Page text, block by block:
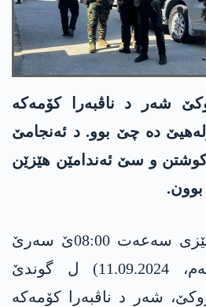
شەر د ناڤبەرا کۆمەکە
دە چێ بوو. د ئەنجامێ
و سێ ئەندامێن هێزێن
بوون.
هات راگهاندن كو «نێزی سەعەت 08:00ێ سەرێ
سبەها ئیرۆ (چارشەم، 11.09.2024) ل گوندێ
شەر د ناڤبەرا کۆمەکە